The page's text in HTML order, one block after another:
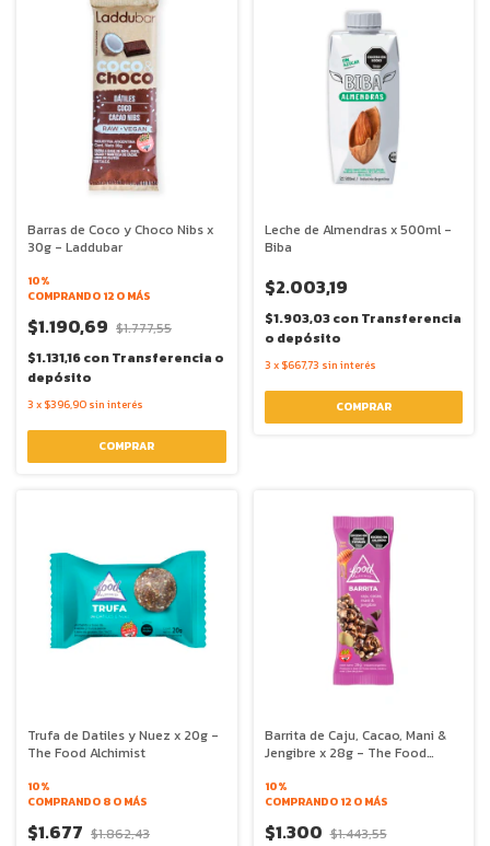
Barras de Coco y Choco Nibs x
30g - Laddubar
10%
COMPRANDO 12 O MÁS
$1.190,69 $1.777,55
$1.131,16conTransferencia o
depósito
3 x $396,90 sin interés
Leche de Almendras x 500ml -
Biba
$2.003,19
$1.903,03conTransferencia
o depósito
3 x $667,73 sin interés
Trufa de Datiles y Nuez x 20g -
The Food Alchimist
10%
COMPRANDO 8 O MÁS
$1.677 $1.862,43
Barrita de Caju, Cacao, Mani &
Jengibre x 28g - The Food
10%
COMPRANDO 12 O MÁS
$1.300 $1.443,55